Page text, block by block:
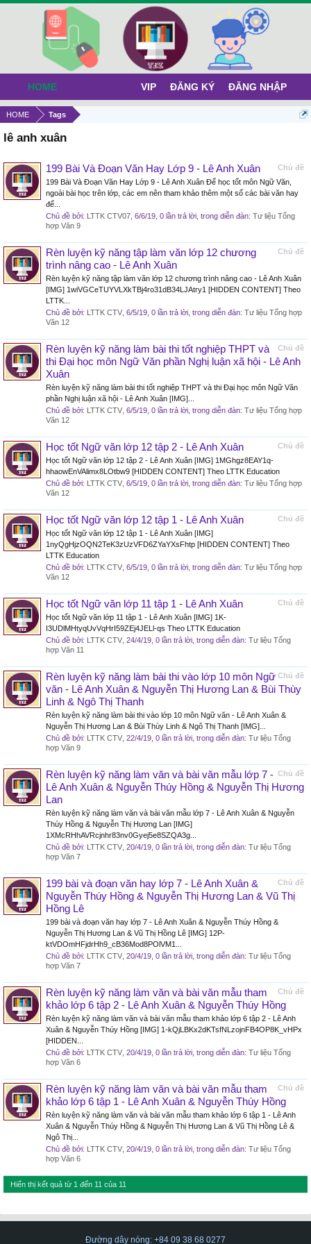
HOME Tags
lê anh xuân
Chủ đề
199 Bài Và Đoạn Văn Hay Lớp 9 - Lê Anh Xuân
199 Bài Và Đoạn Văn Hay Lớp 9 - Lê Anh Xuân Để học tốt môn Ngữ Văn,
ngoài bài học trên lớp, các em nên tham khảo thêm một số các bài văn hay
để...
Chủ đề bởi: LTTK CTV07 6/6/19 , 0 lần trả lời, trong diễn đàn: Tư liệu Tổng
hợp Văn 9
Chủ đề
Rèn luyện kỹ năng tập làm văn lớp 12 chương
trình nâng cao - Lê Anh Xuân
Rèn luyện kỹ năng tập làm văn lớp 12 chương trình nâng cao - Lê Anh Xuân
[IMG] 1wiVGCeTUYVLXkTBj4ro31dB34LJAtry1 [HIDDEN CONTENT] Theo
LTTK...
Chủ đề bởi: LTTK CTV 6/5/19 , 0 lần trả lời, trong diễn đàn: Tư liệu Tổng hợp
Văn 12
Chủ đề
Rèn luyện kỹ năng làm bài thi tốt nghiệp THPT và
thi Đại học môn Ngữ Văn phần Nghị luận xã hội - Lê Anh
Xuân
Rèn luyện kỹ năng làm bài thi tốt nghiệp THPT và thi Đại học môn Ngữ Văn
phần Nghị luận xã hội - Lê Anh Xuân [IMG]...
Chủ đề bởi: LTTK CTV 6/5/19 , 0 lần trả lời, trong diễn đàn: Tư liệu Tổng hợp
Văn 12
Chủ đề
Học tốt Ngữ văn lớp 12 tập 2 - Lê Anh Xuân
Học tốt Ngữ văn lớp 12 tập 2 - Lê Anh Xuân [IMG] 1MGhgz8EAY1q-
hhaowEnVAlimx8LOtbw9 [HIDDEN CONTENT] Theo LTTK Education
Chủ đề bởi: LTTK CTV 6/5/19 , 0 lần trả lời, trong diễn đàn: Tư liệu Tổng hợp
Văn 12
Chủ đề
Học tốt Ngữ văn lớp 12 tập 1 - Lê Anh Xuân
Học tốt Ngữ văn lớp 12 tập 1 - Lê Anh Xuân [IMG]
1nyQgHjzOQN2TeK3zUzVFD6ZYaYXsFhtp [HIDDEN CONTENT] Theo
LTTK Education
Chủ đề bởi: LTTK CTV 6/5/19 , 0 lần trả lời, trong diễn đàn: Tư liệu Tổng hợp
Văn 12
Chủ đề
Học tốt Ngữ văn lớp 11 tập 1 - Lê Anh Xuân
Học tốt Ngữ văn lớp 11 tập 1 - Lê Anh Xuân [IMG] 1K-
I3UDlMHtyqUvVqHrI59ZEj4JELl-qs Theo LTTK Education
Chủ đề bởi: LTTK CTV 24/4/19 , 0 lần trả lời, trong diễn đàn: Tư liệu Tổng
hợp Văn 11
Chủ đề
Rèn luyện kỹ năng làm bài thi vào lớp 10 môn Ngữ
văn - Lê Anh Xuân & Nguyễn Thị Hương Lan & Bùi Thùy
Linh & Ngô Thị Thanh
Rèn luyện kỹ năng làm bài thi vào lớp 10 môn Ngữ văn - Lê Anh Xuân &
Nguyễn Thị Hương Lan & Bùi Thùy Linh & Ngô Thị Thanh [IMG]...
Chủ đề bởi: LTTK CTV 22/4/19 , 0 lần trả lời, trong diễn đàn: Tư liệu Tổng
hợp Văn 9
Chủ đề
Rèn luyện kỹ năng làm văn và bài văn mẫu lớp 7 -
Lê Anh Xuân & Nguyễn Thúy Hồng & Nguyễn Thị Hương
Lan
Rèn luyện kỹ năng làm văn và bài văn mẫu lớp 7 - Lê Anh Xuân & Nguyễn
Thúy Hồng & Nguyễn Thị Hương Lan [IMG]
1XMcRHhAVRcjnhr83nv0Gyej5e8SZQA3g...
Chủ đề bởi: LTTK CTV 20/4/19 , 0 lần trả lời, trong diễn đàn: Tư liệu Tổng
hợp Văn 7
Chủ đề
199 bài và đoạn văn hay lớp 7 - Lê Anh Xuân &
Nguyễn Thúy Hồng & Nguyễn Thị Hương Lan & Vũ Thị
Hồng Lê
199 bài và đoạn văn hay lớp 7 - Lê Anh Xuân & Nguyễn Thúy Hồng &
Nguyễn Thị Hương Lan & Vũ Thị Hồng Lê [IMG] 12P-
ktVDOmHFjdrHh9_cB36Mod8POlVM1...
Chủ đề bởi: LTTK CTV 20/4/19 , 0 lần trả lời, trong diễn đàn: Tư liệu Tổng
hợp Văn 7
Chủ đề
Rèn luyện kỹ năng làm văn và bài văn mẫu tham
khảo lớp 6 tập 2 - Lê Anh Xuân & Nguyễn Thúy Hồng
Rèn luyện kỹ năng làm văn và bài văn mẫu tham khảo lớp 6 tập 2 - Lê Anh
Xuân & Nguyễn Thúy Hồng [IMG] 1-kQjLBKx2dKTsfNLzojnFB4OP8K_vHPx
[HIDDEN...
Chủ đề bởi: LTTK CTV 20/4/19 , 0 lần trả lời, trong diễn đàn: Tư liệu Tổng
hợp Văn 6
Chủ đề
Rèn luyện kỹ năng làm văn và bài văn mẫu tham
khảo lớp 6 tập 1 - Lê Anh Xuân & Nguyễn Thúy Hồng
Rèn luyện kỹ năng làm văn và bài văn mẫu tham khảo lớp 6 tập 1 - Lê Anh
Xuân & Nguyễn Thúy Hồng & Nguyễn Thị Hương Lan & Vũ Thị Hồng Lê &
Ngô Thị...
Chủ đề bởi: LTTK CTV 20/4/19 , 0 lần trả lời, trong diễn đàn: Tư liệu Tổng
hợp Văn 6
Hiển thị kết quả từ 1 đến 11 của 11
HOME VIP ĐĂNG KÝ ĐĂNG NHẬP
Đường dây nóng: +84 09 38 68 0277